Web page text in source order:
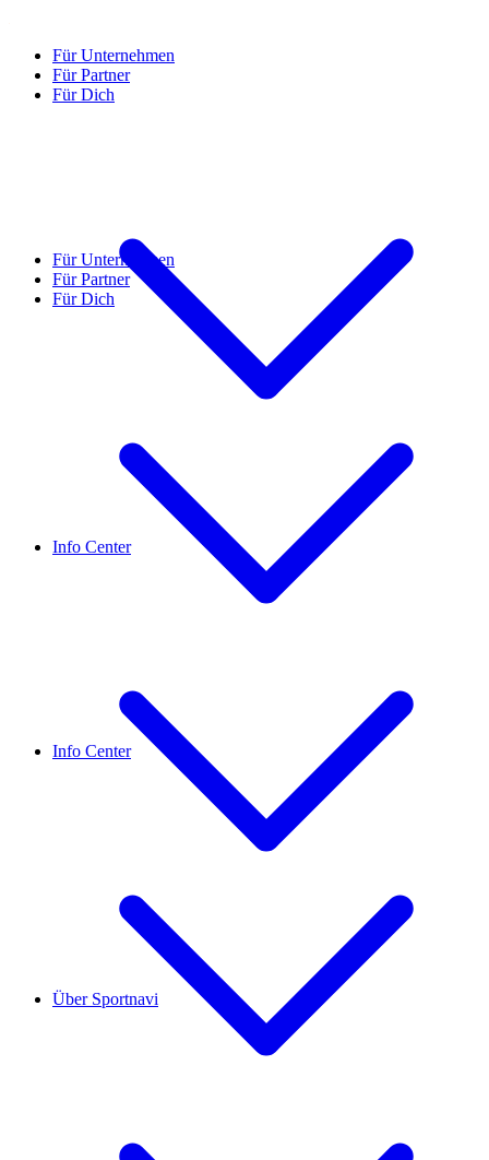
Für Unternehmen
Für Partner
Für Dich
Info Center
Über Sportnavi
Für Unternehmen
Für Partner
Für Dich
Info Center